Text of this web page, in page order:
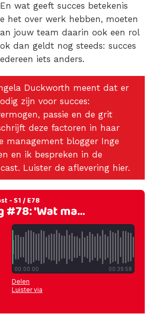
wat geeft succes betekenis
het over werk hebben, moeten
jouw team daarin ook een rol
dan geldt nog steeds: succes
iets anders.
Duckworth meent dat er
zijn voor succes:
passie en de grit
deze factoren in haar
management blogger Inge
en ik bespreken in de
Luister de aflevering hier.